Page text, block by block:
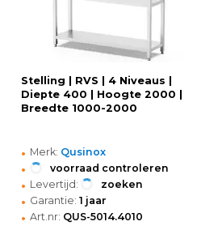
Stelling | RVS | 4 Niveaus |
Diepte 400 | Hoogte 2000 |
Breedte 1000-2000
• Merk: Qusinox
• voorraad controleren
• Levertijd: zoeken
• Garantie: 1 jaar
• Art.nr: QUS-5014.4010